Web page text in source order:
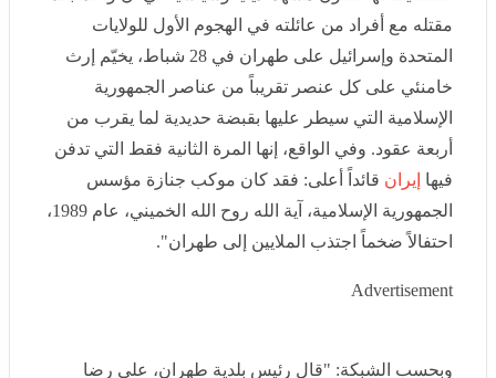
مقتله مع أفراد من عائلته في الهجوم الأول للولايات المتحدة
وإسرائيل على طهران في 28 شباط، يخيّم إرث خامنئي على
كل عنصر تقريباً من عناصر الجمهورية الإسلامية التي سيطر
عليها بقبضة حديدية لما يقرب من أربعة عقود. وفي الواقع،
إنها المرة الثانية فقط التي تدفن فيهاإيران
قائداً أعلى: فقد
كان موكب جنازة مؤسس الجمهورية الإسلامية، آية الله روح
الله الخميني، عام 1989، احتفالاً ضخماً اجتذب الملايين إلى
طهران".
Advertisement
وبحسب الشبكة: "قال رئيس بلدية طهران، علي رضا زاكاني،